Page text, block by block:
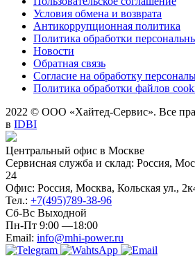
Условия обмена и возврата
Антикоррупционная политика
Политика обработки
Новости
Обратная связь
Согласие на обработку
Политика обработки файлов
2022 © ООО «Хайтед-Сервис». Все
в IDBI
Центральный офис в Москве
Сервисная служба и склад: Россия,
24
Офис: Россия, Москва, Кольская ул.,
Тел.: +7(495)789-38-96
Сб-Вс Выходной
Пн-Пт 9:00 —18:00
Email: info@mhi-power.ru